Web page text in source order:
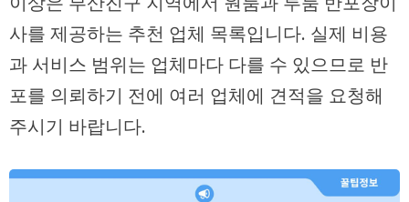
사를 제공하는 추천 업체 목록입니다. 실제 비용
과 서비스 범위는 업체마다 다를 수 있으므로 반
포를 의뢰하기 전에 여러 업체에 견적을 요청해
주시기 바랍니다.